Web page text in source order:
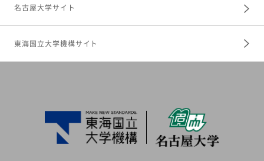
名古屋大学サイト
東海国立大学機構サイト